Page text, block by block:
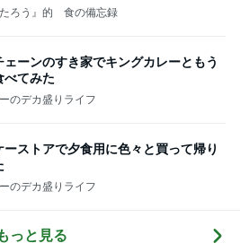
たろう』的 食の備忘録
ェーンのすき家でキングカレーともう
べてみた
のデカ盛りライフ
ーストアで夕食用に色々と買って帰り
のデカ盛りライフ
っと見る